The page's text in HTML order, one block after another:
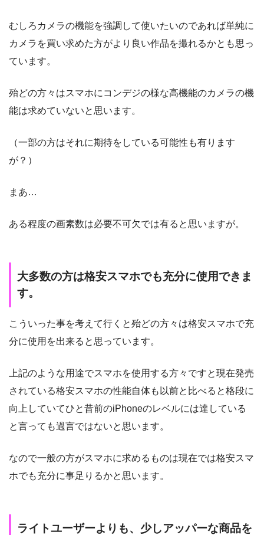
むしろカメラの機能を強調して使いたいのであれば単純に
カメラを買い求めた方がより良い作品を撮れるかとも思っ
ています。
殆どの方々はスマホにコンデジの様な高機能のカメラの機
能は求めていないと思います。
（一部の方はそれに期待をしている可能性も有ります
が？）
まあ…
ある程度の画素数は必要不可欠では有ると思いますが。
大多数の方は格安スマホでも充分に使用できま
す。
こういった事を考えて行くと殆どの方々は格安スマホで充
分に使用を出来ると思っています。
上記のような用途でスマホを使用する方々ですと現在発売
されている格安スマホの性能自体も以前と比べると格段に
向上していてひと昔前のiPhoneのレベルには達している
と言っても過言ではないと思います。
なので一般の方がスマホに求めるものは現在では格安スマ
ホでも充分に事足りるかと思います。
ライトユーザーよりも、少しアッパーな商品を